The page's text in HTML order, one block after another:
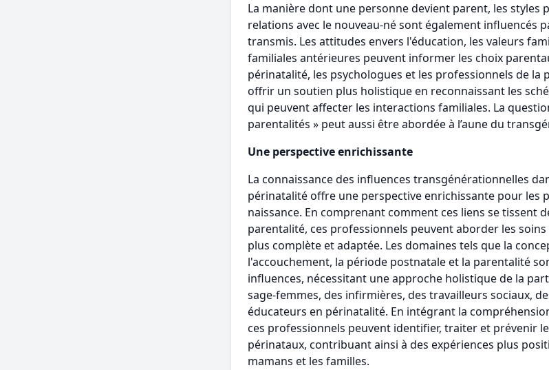
La manière dont une personne devient parent, les styles
relations avec le nouveau-né sont également influencés
transmis. Les attitudes envers l'éducation, les valeurs
familiales antérieures peuvent informer les choix
périnatalité, les psychologues et les professionnels de la
offrir un soutien plus holistique en reconnaissant les
qui peuvent affecter les interactions familiales. La
parentalités » peut aussi être abordée à l’aune du
Une perspective enrichissante
La connaissance des influences transgénérationnelles
périnatalité offre une perspective enrichissante pour les
naissance. En comprenant comment ces liens se tissent
parentalité, ces professionnels peuvent aborder les
plus complète et adaptée. Les domaines tels que la
l'accouchement, la période postnatale et la parentalité
influences, nécessitant une approche holistique de la
sage-femmes, des infirmières, des travailleurs sociaux,
éducateurs en périnatalité. En intégrant la
ces professionnels peuvent identifier, traiter et prévenir
périnataux, contribuant ainsi à des expériences plus
mamans et les familles.